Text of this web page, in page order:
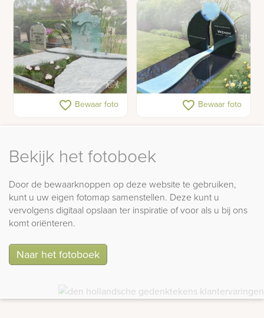
Gedenkteken met engel
favorite_border Bewaar foto
Grafsteen met een
blauw hart van glas
favorite_border Bewaar foto
Bekijk het fotoboek
Door de bewaarknoppen op deze website te gebruiken,
kunt u uw eigen fotomap samenstellen. Deze kunt u
vervolgens digitaal opslaan ter inspiratie of voor als u bij ons
komt oriënteren.
Naar het fotoboek